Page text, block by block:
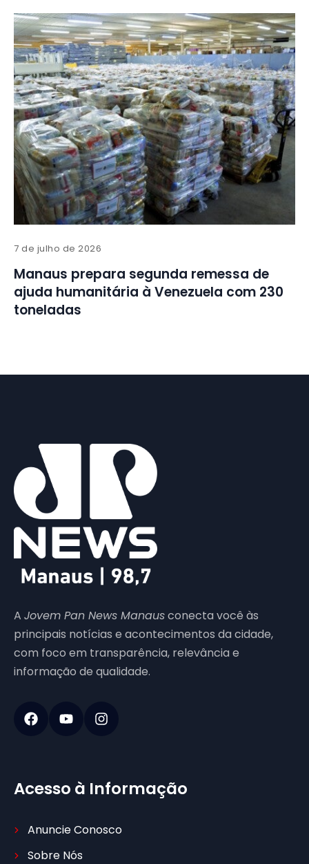
7 de julho de 2026
Manaus prepara segunda remessa de
ajuda humanitária à Venezuela com 230
toneladas
A Jovem Pan News Manausconecta você às
principais notícias e acontecimentos da cidade,
com foco em transparência, relevância e
informação de qualidade.
Acesso à Informação
Anuncie Conosco
Sobre Nós